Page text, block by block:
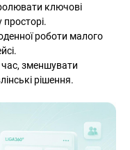
ключові
роботи малого
зменшувати
рішення.